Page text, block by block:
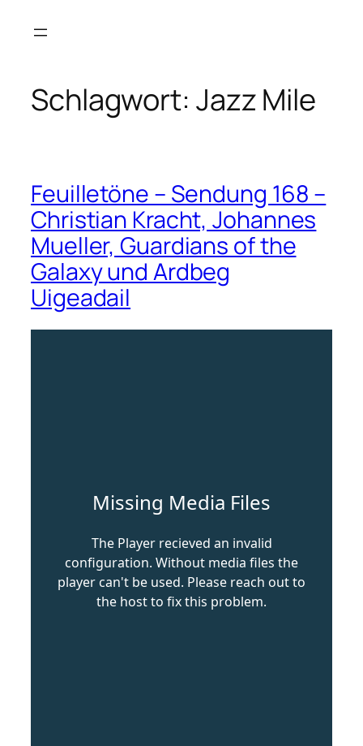
Inhalt
Schlagwort: Jazz Mile
Feuilletöne – Sendung 168 –
Christian Kracht, Johannes
Mueller, Guardians of the
Galaxy und Ardbeg
Uigeadail